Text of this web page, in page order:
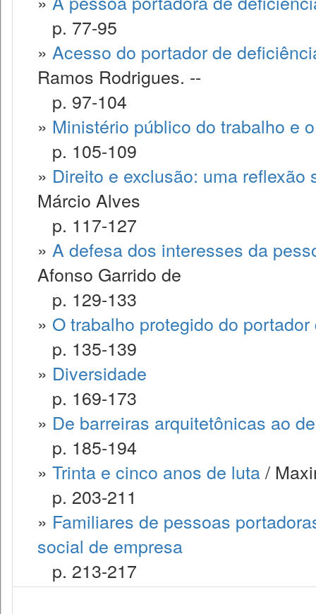
p. 77-95
» Acesso do portador de
Ramos Rodrigues. --
p. 97-104
» Ministério público do trabalho e
p. 105-109
» Direito e exclusão: uma
Márcio Alves
p. 117-127
» A defesa dos interesses da
Afonso Garrido de
p. 129-133
» O trabalho protegido do
p. 135-139
» Diversidade
p. 169-173
» De barreiras arquitetônicas ao
p. 185-194
» Trinta e cinco anos de luta/
p. 203-211
» Familiares de pessoas
social de empresa
p. 213-217